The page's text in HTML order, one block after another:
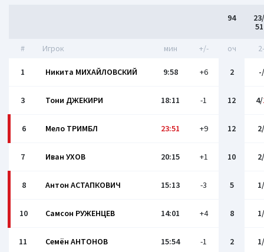
94
# Игрок мин +/- оч
1 Никита МИХАЙЛОВСКИЙ 9:58 +6 2
3 Тони ДЖЕКИРИ 18:11 -1 12 4/
6 Мело ТРИМБЛ 23:51 +9 12
7 Иван УХОВ 20:15 +1 10
8 Антон АСТАПКОВИЧ 15:13 -3 5
10 Самсон РУЖЕНЦЕВ 14:01 +4 8
11 Семён АНТОНОВ 15:54 -1 2